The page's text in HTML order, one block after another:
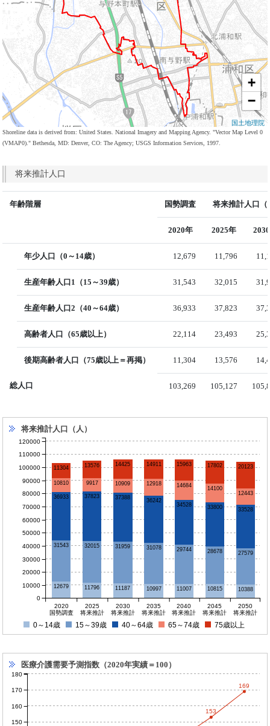
+
−
国土地理院
Shoreline data is derived from: United States. National Imagery and Mapping Agency. "Vector Map Level 0
(VMAP0)." Bethesda, MD: Denver, CO: The Agency; USGS Information Services, 1997.
将来推計人口
年齢階層 国勢調査 将来推計人口（
2020年 2025年
年少人口（0～14歳） 12,679 11,796
生産年齢人口1（15～39歳） 31,543 32,015
生産年齢人口2（40～64歳） 36,933 37,823
高齢者人口（65歳以上） 22,114 23,493
後期高齢者人口（75歳以上＝再掲） 11,304 13,576
総人口 103,269 105,127
将来推計人口（人）
12679 11796 11187 10997 11007 10815 10388
31543 32015 31959 31078 29744 28678 27579
36933 37823 37388 36242
34528 33800 33528
10810 9917 10909 12918 14684
14100
12443
11304 13576 14425 14911 15963 17802 20123
2020
国勢調査
2025
将来推計
2030
将来推計
2035
将来推計
2040
将来推計
2045
将来推計
2050
将来推計
0
10000
20000
30000
40000
50000
60000
70000
80000
90000
100000
110000
120000
0～14歳 15～39歳 40～64歳 65～74歳 75歳以上
医療介護需要予測指数（2020年実績＝100）
153
169
150
160
170
180